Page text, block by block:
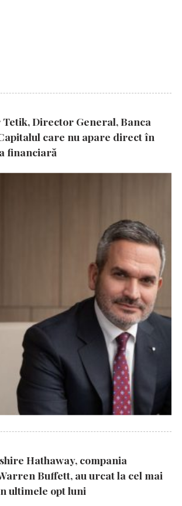
Director General, Banca
care nu apare direct în
financiară
Hathaway, compania
Buffett, au urcat la cel mai
ultimele opt luni